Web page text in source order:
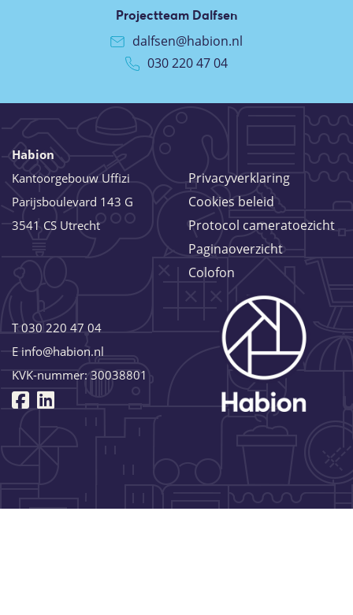
Projectteam Dalfsen
dalfsen@habion.nl
030 220 47 04
Habion
Kantoorgebouw Uffizi
Parijsboulevard 143 G
3541 CS Utrecht
Privacyverklaring
Cookies beleid
Protocol cameratoezicht
Paginaoverzicht
Colofon
T030 220 47 04
E info@habion.nl
KVK-nummer: 30038801